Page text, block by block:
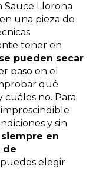
Sauce Llorona
una pieza de
tener en
pueden secar
paso en el
qué
no. Para
y sin
en
de
elegir